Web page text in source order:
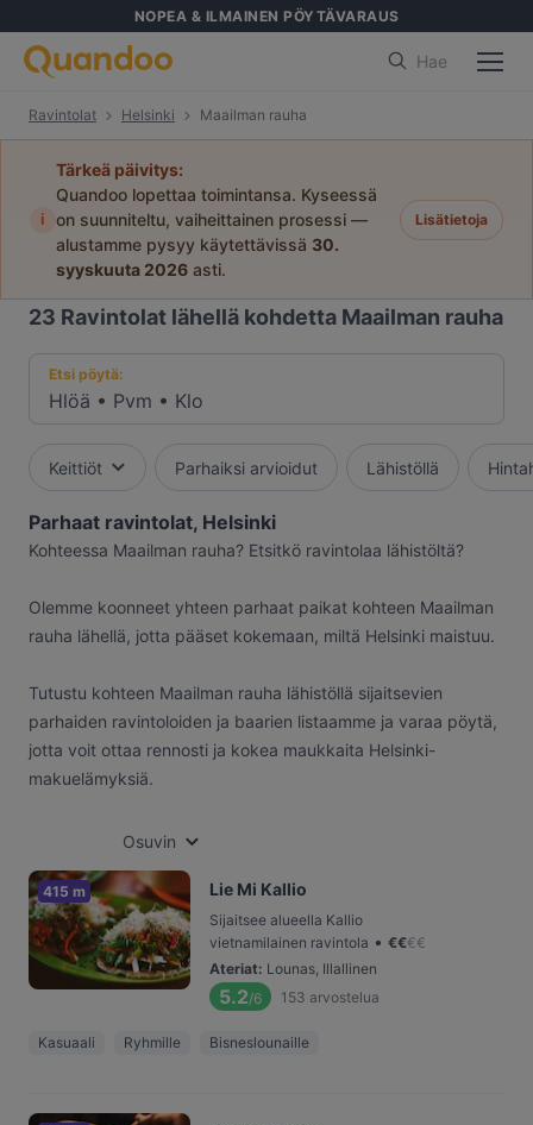
NOPEA & ILMAINEN PÖYTÄVARAUS
Hae
Ravintolat Helsinki Maailman rauha
i
Tärkeä päivitys:
Quandoo lopettaa toimintansa. Kyseessä
on suunniteltu, vaiheittainen prosessi —
alustamme pysyy käytettävissä 30.
syyskuuta 2026 asti.
Lisätietoja
23 Ravintolat lähellä kohdetta Maailman rauha
Etsi pöytä:
Hlöä • Pvm • Klo
Keittiöt Parhaiksi arvioidut Lähistöllä
Parhaat ravintolat, Helsinki
Kohteessa Maailman rauha? Etsitkö ravintolaa lähistöltä?
Olemme koonneet yhteen parhaat paikat kohteen Maailman
rauha lähellä, jotta pääset kokemaan, miltä Helsinki maistuu.
Tutustu kohteen Maailman rauha lähistöllä sijaitsevien
parhaiden ravintoloiden ja baarien listaamme ja varaa pöytä,
jotta voit ottaa rennosti ja kokea maukkaita Helsinki-
makuelämyksiä.
Osuvin
415 m Lie Mi Kallio
Sijaitsee alueella Kallio
vietnamilainen ravintola • €€€€
Ateriat: Lounas, Illallinen
5.2/6 153 arvostelua
Kasuaali Ryhmille Bisneslounaille